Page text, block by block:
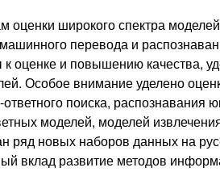
широкого спектра
перевода и
оценке и повышению качества,
Особое внимание уделено
поиска,
моделей, моделей
ряд новых наборов данных на
вклад развитие методов